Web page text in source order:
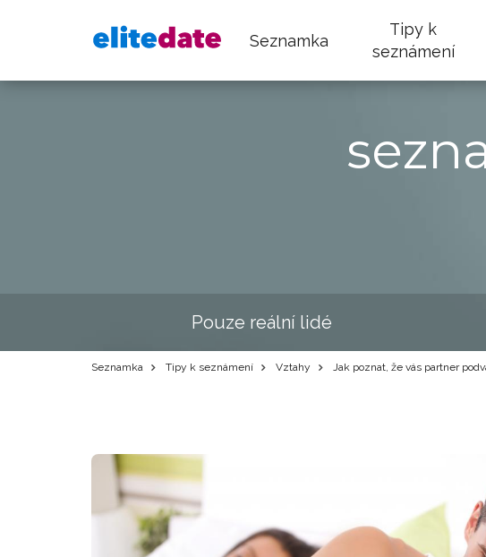
Seznamka
Tipy k
seznámení
Pouze reální lidé
Seznamka Tipy k seznámení Vztahy Jak poznat, že vás partner